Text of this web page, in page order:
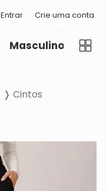
Entrar Crie uma conta
Masculino
Cintos